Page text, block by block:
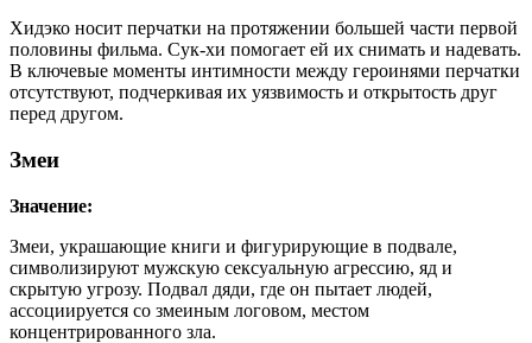
Хидэко носит перчатки на протяжении большей части первой
половины фильма. Сук-хи помогает ей их снимать и надевать.
В ключевые моменты интимности между героинями перчатки
отсутствуют, подчеркивая их уязвимость и открытость друг
перед другом.
Змеи
Значение:
Змеи, украшающие книги и фигурирующие в подвале,
символизируют мужскую сексуальную агрессию, яд и
скрытую угрозу. Подвал дяди, где он пытает людей,
ассоциируется со змеиным логовом, местом
концентрированного зла.